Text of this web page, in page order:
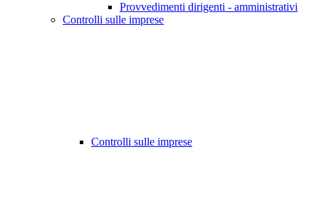
Provvedimenti dirigenti - amministrativi
Controlli sulle imprese
Controlli sulle imprese